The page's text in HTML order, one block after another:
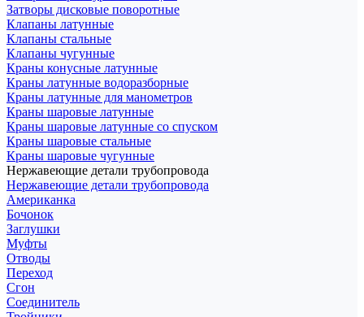
Затворы дисковые поворотные
Клапаны латунные
Клапаны стальные
Клапаны чугунные
Краны конусные латунные
Краны латунные водоразборные
Краны латунные для манометров
Краны шаровые латунные
Краны шаровые латунные со спуском
Краны шаровые стальные
Краны шаровые чугунные
Нержавеющие детали трубопровода
Нержавеющие детали трубопровода
Американка
Бочонок
Заглушки
Муфты
Отводы
Переход
Сгон
Соединитель